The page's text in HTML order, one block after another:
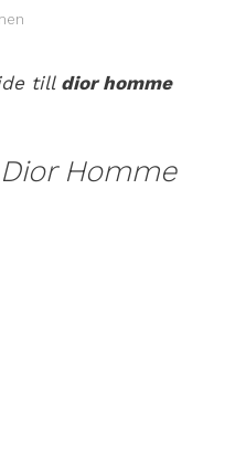
till dior homme
Dior Homme